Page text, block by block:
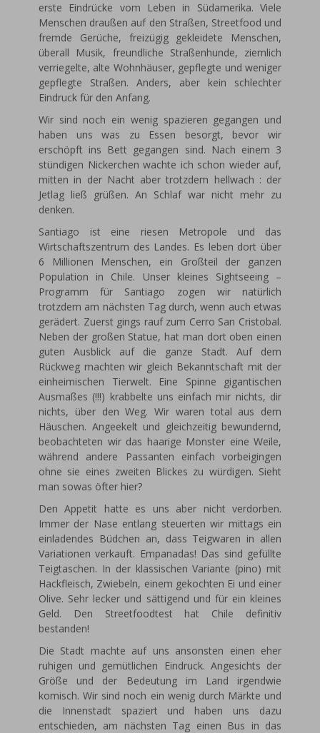
erste Eindrücke vom Leben in Südamerika. Viele
Menschen draußen auf den Straßen, Streetfood und
fremde Gerüche, freizügig gekleidete Menschen,
überall Musik, freundliche Straßenhunde, ziemlich
verriegelte, alte Wohnhäuser, gepflegte und weniger
gepflegte Straßen. Anders, aber kein schlechter
Eindruck für den Anfang.
Wir sind noch ein wenig spazieren gegangen und
haben uns was zu Essen besorgt, bevor wir
erschöpft ins Bett gegangen sind. Nach einem 3
stündigen Nickerchen wachte ich schon wieder auf,
mitten in der Nacht aber trotzdem hellwach : der
Jetlag ließ grüßen. An Schlaf war nicht mehr zu
denken.
Santiago ist eine riesen Metropole und das
Wirtschaftszentrum des Landes. Es leben dort über
6 Millionen Menschen, ein Großteil der ganzen
Population in Chile. Unser kleines Sightseeing –
Programm für Santiago zogen wir natürlich
trotzdem am nächsten Tag durch, wenn auch etwas
gerädert. Zuerst gings rauf zum Cerro San Cristobal.
Neben der großen Statue, hat man dort oben einen
guten Ausblick auf die ganze Stadt. Auf dem
Rückweg machten wir gleich Bekanntschaft mit der
einheimischen Tierwelt. Eine Spinne gigantischen
Ausmaßes (!!!) krabbelte uns einfach mir nichts, dir
nichts, über den Weg. Wir waren total aus dem
Häuschen. Angeekelt und gleichzeitig bewundernd,
beobachteten wir das haarige Monster eine Weile,
während andere Passanten einfach vorbeigingen
ohne sie eines zweiten Blickes zu würdigen. Sieht
man sowas öfter hier?
Den Appetit hatte es uns aber nicht verdorben.
Immer der Nase entlang steuerten wir mittags ein
einladendes Büdchen an, dass Teigwaren in allen
Variationen verkauft. Empanadas! Das sind gefüllte
Teigtaschen. In der klassischen Variante (pino) mit
Hackfleisch, Zwiebeln, einem gekochten Ei und einer
Olive. Sehr lecker und sättigend und für ein kleines
Geld. Den Streetfoodtest hat Chile definitiv
bestanden!
Die Stadt machte auf uns ansonsten einen eher
ruhigen und gemütlichen Eindruck. Angesichts der
Größe und der Bedeutung im Land irgendwie
komisch. Wir sind noch ein wenig durch Märkte und
die Innenstadt spaziert und haben uns dazu
entschieden, am nächsten Tag einen Bus in das